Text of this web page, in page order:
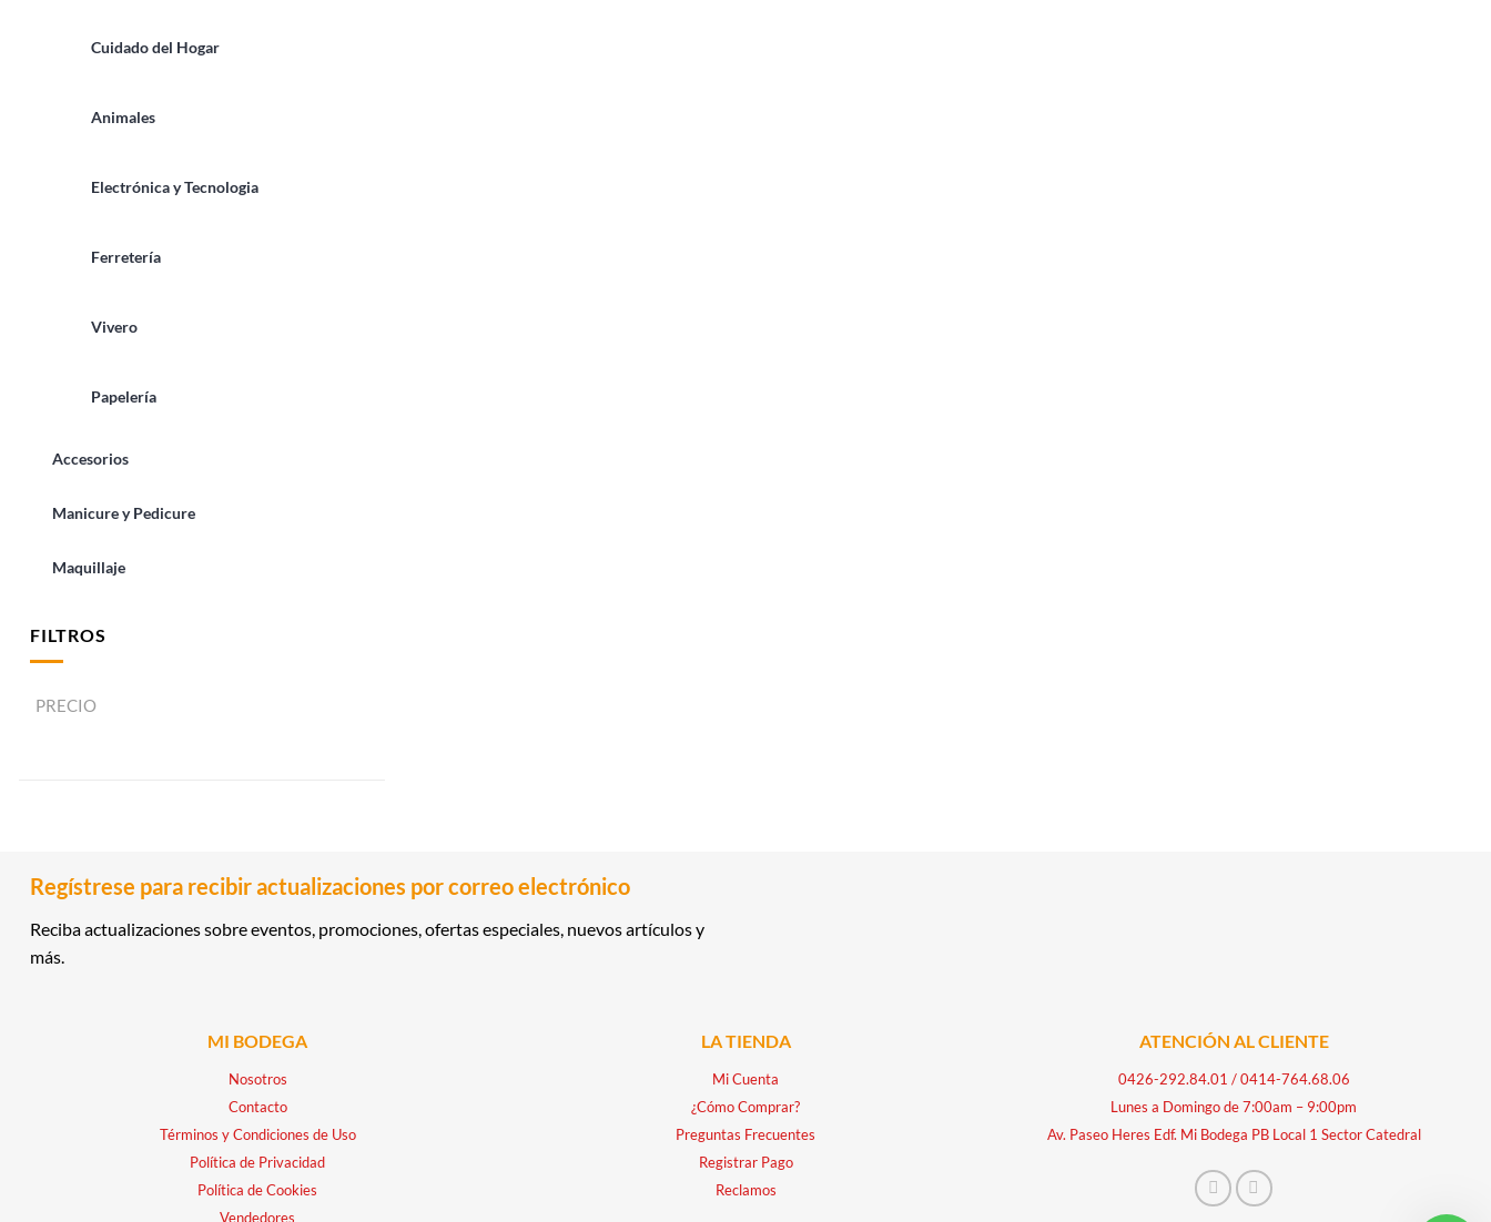
Cuidado del Hogar
Animales
Electrónica y Tecnologia
Ferretería
Vivero
Papelería
Accesorios
Manicure y Pedicure
Maquillaje
FILTROS
PRECIO
Regístrese para recibir actualizaciones por correo electrónico
Reciba actualizaciones sobre eventos, promociones, ofertas especiales, nuevos artículos y
más.
MI BODEGA
Nosotros
Contacto
Términos y Condiciones de Uso
Política de Privacidad
Política de Cookies
Vendedores
LA TIENDA
Mi Cuenta
¿Cómo Comprar?
Preguntas Frecuentes
Registrar Pago
Reclamos
ATENCIÓN AL CLIENTE
0426-292.84.01 /0414-764.68.06
Lunes a Domingo de 7:00am – 9:00pm
Av. Paseo Heres Edf. Mi Bodega PB Local 1 Sector Catedral